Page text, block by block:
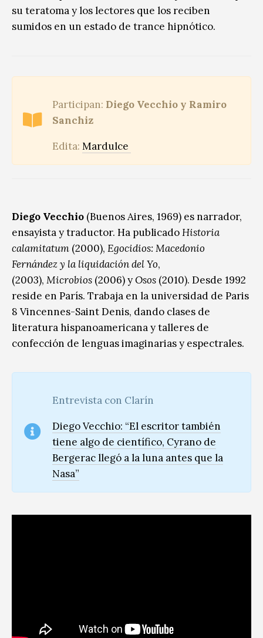
su teratoma y los lectores que los reciben
sumidos en un estado de trance hipnótico.
Participan: Diego Vecchio y Ramiro
Sanchiz
Edita: Mardulce
Diego Vecchio (Buenos Aires, 1969) es narrador,
ensayista y traductor. Ha publicadoHistoria
calamitatum (2000), Egocidios: Macedonio
Fernández y la liquidación del Yo,
(2003), Microbios (2006) yOsos (2010). Desde 1992
reside en París. Trabaja en la universidad de Paris
8 Vincennes-Saint Denis, dando clases de
literatura hispanoamericana y talleres de
confección de lenguas imaginarias y espectrales.
Entrevista con Clarín
Diego Vecchio: “El escritor también
tiene algo de científico, Cyrano de
Bergerac llegó a la luna antes que la
Nasa”